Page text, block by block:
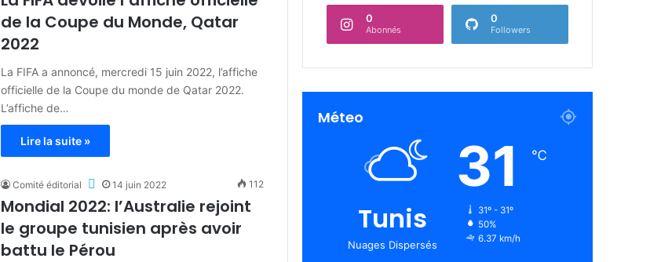
de la Coupe du Monde, Qatar
2022
La FIFA a annoncé, mercredi 15 juin 2022, l’affiche
officielle de la Coupe du monde de Qatar 2022.
L’affiche de…
Lire la suite »
Comité éditorial 14 juin 2022 112
Mondial 2022: l’Australie rejoint
le groupe tunisien après avoir
battu le Pérou
0
Abonnés
0
Followers
Méteo
Tunis
Nuages Dispersés
31 ℃
31º - 31º
50%
6.37 km/h